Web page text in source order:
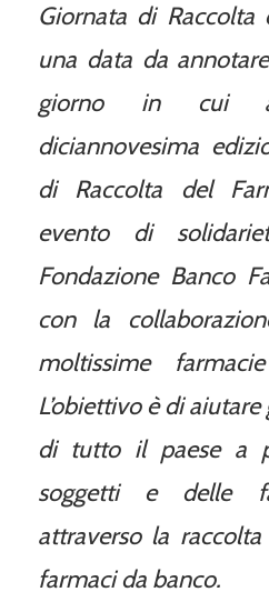
Giornata di Raccolta
una data da
giorno in cui
diciannovesima
di Raccolta del
evento di
Fondazione Banco
con la
moltissime
L’obiettivo è di
di tutto il paese a
soggetti e delle
attraverso la
farmaci da banco.